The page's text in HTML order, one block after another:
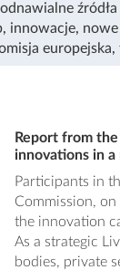
odnawialne
, innowacje,
europejska,
Report from
innovations in
Participants in
Commission,
the innovation
As a strategic
bodies, private